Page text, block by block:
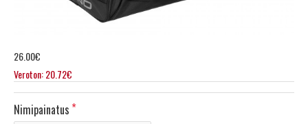
26.00€
Veroton: 20.72€
Nimipainatus